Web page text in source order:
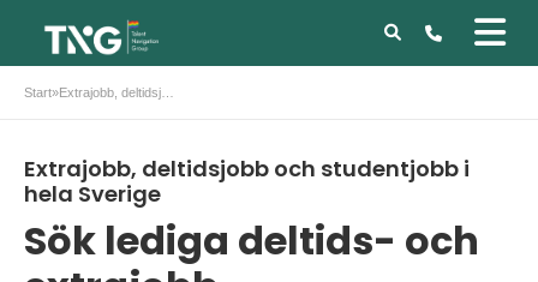
Start»
Extrajobb, deltidsjobb och studentjobb i
hela Sverige
Sök lediga deltids- och